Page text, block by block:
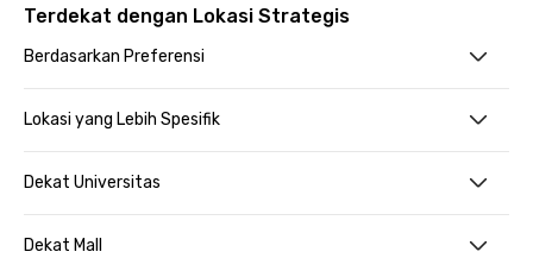
Terdekat dengan Lokasi Strategis
Berdasarkan Preferensi
Lokasi yang Lebih Spesifik
Dekat Universitas
Dekat Mall